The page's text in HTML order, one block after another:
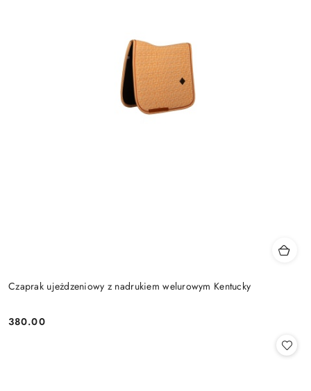
Czaprak ujeżdzeniowy z nadrukiem welurowym Kentucky
Cena:
380.00